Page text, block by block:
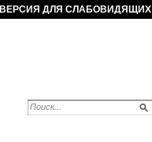
ВЕРСИЯ ДЛЯ СЛАБОВИДЯЩИХ